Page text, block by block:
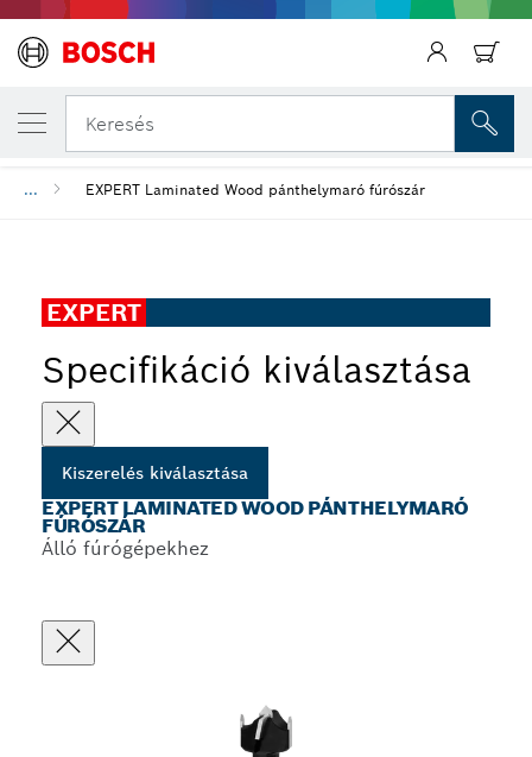
Keresés
... EXPERT Laminated Wood pánthelymaró fúrószár
EXPERT
Specifikáció kiválasztása
Kiszerelés kiválasztása
EXPERT LAMINATED WOOD PÁNTHELYMARÓ
FÚRÓSZÁR
Álló fúrógépekhez
AZ ÁLTALAD VÁLASZTOTT TERMÉK
EXPERT Laminated Wood pánthelymaró